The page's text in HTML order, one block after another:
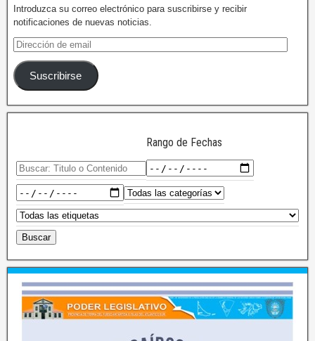
Introduzca su correo electrónico para suscribirse y recibir
notificaciones de nuevas noticias.
Suscribirse
Rango de Fechas